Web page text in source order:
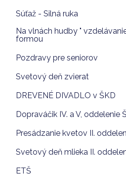
Súťaž - Silná ruka
Na vlnách hudby "
formou
Pozdravy pre seniorov
Svetový deň zvierat
DREVENÉ DIVADLO v ŠKD
Dopraváčik IV. a V, oddelenie
Presádzanie kvetov II.
Svetový deň mlieka II.
ETŠ